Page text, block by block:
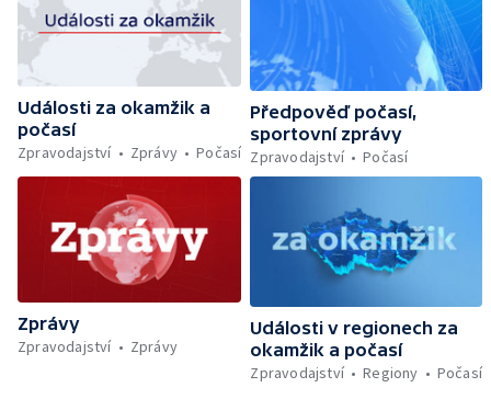
Události za okamžik a
počasí
Zpravodajství
Zprávy Počasí
Předpověď počasí,
sportovní zprávy
Zpravodajství
Počasí
Zprávy
Zpravodajství
Zprávy
Události v regionech za
okamžik a počasí
Zpravodajství
Regiony Počasí